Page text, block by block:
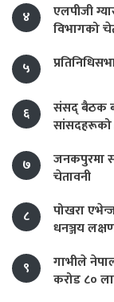
४
एलपीजी
विभागको
५
६
संसद् बैठक
सांसदहरूको
७
जनकपुरमा
चेतावनी
८
पोखरा
धनञ्जय
९
गाभीले
करोड ८०